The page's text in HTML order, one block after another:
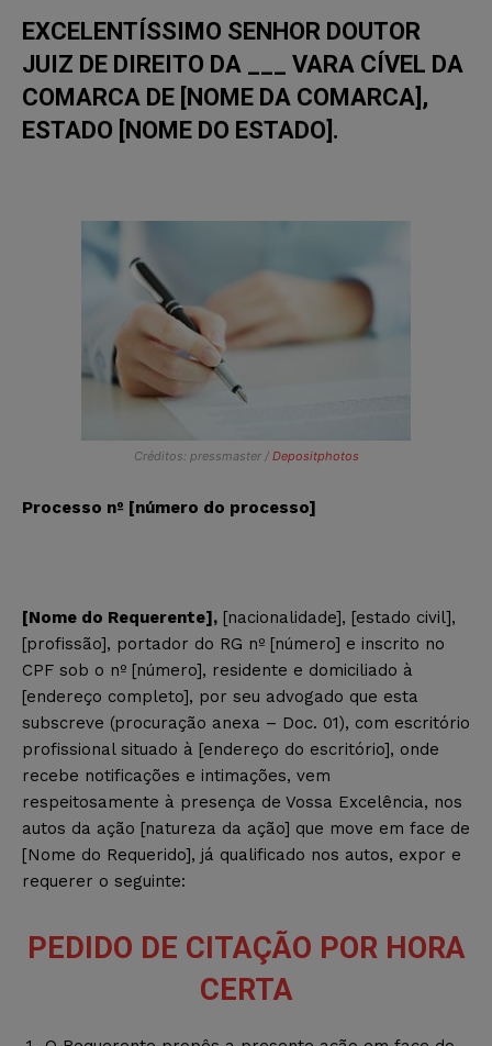
EXCELENTÍSSIMO SENHOR DOUTOR
JUIZ DE DIREITO DA ___ VARA CÍVEL DA
COMARCA DE [NOME DA COMARCA],
ESTADO [NOME DO ESTADO].
Créditos: pressmaster / Depositphotos
Processo nº [número do processo]
[Nome do Requerente], [nacionalidade], [estado civil],
[profissão], portador do RG nº [número] e inscrito no
CPF sob o nº [número], residente e domiciliado à
[endereço completo], por seu advogado que esta
subscreve (procuração anexa – Doc. 01), com escritório
profissional situado à [endereço do escritório], onde
recebe notificações e intimações, vem
respeitosamente à presença de Vossa Excelência, nos
autos da ação [natureza da ação] que move em face de
[Nome do Requerido], já qualificado nos autos, expor e
requerer o seguinte:
PEDIDO DE CITAÇÃO POR HORA
CERTA